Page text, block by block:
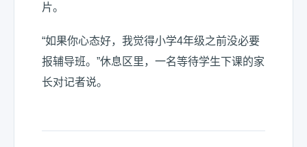
片。
“如果你心态好，我觉得小学4年级之前没必要
报辅导班。”休息区里，一名等待学生下课的家
长对记者说。